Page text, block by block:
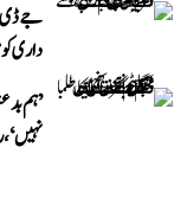
جے ڈی
داری
’ہم